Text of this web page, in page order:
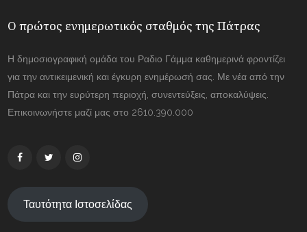
Ο πρώτος ενημερωτικός σταθμός της Πάτρας
Η δημοσιογραφική ομάδα του Ραδιο Γάμμα καθημερινά φροντίζει
για την αντικειμενική και έγκυρη ενημέρωσή σας. Με νέα από την
Πάτρα και την ευρύτερη περιοχή, συνεντεύξεις, αποκαλύψεις.
Επικοινωνήστε μαζί μας στο 2610.390.000
Ταυτότητα Ιστοσελίδας